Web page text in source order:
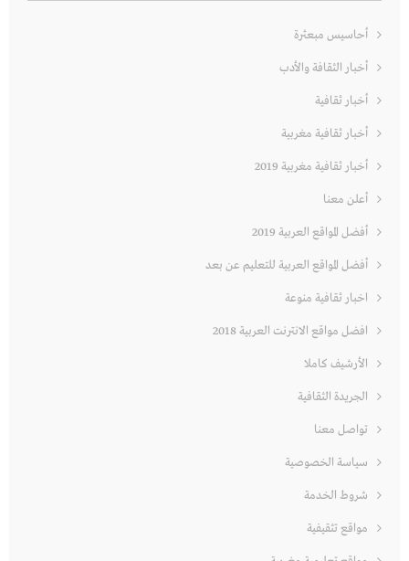
أحاسيس مبعثرة
أخبار الثقافة والأدب
أخبار ثقافية
أخبار ثقافية مغربية
أخبار ثقافية مغربية 2019
أعلن معنا
أفضل المواقع العربية 2019
أفضل المواقع العربية للتعليم عن بعد
اخبار ثقافية منوعة
افضل مواقع الانترنت العربية 2018
الأرشيف كاملا
الجريدة الثقافية
تواصل معنا
سياسة الخصوصية
شروط الخدمة
مواقع تثقيفية